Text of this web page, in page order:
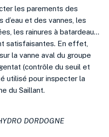
les parements des
d’eau et des vannes, les
les rainures à batardeau…
satisfaisantes. En effet,
la vanne aval du groupe
(contrôle du seuil et
utilisé pour inspecter la
du Saillant.
DORDOGNE